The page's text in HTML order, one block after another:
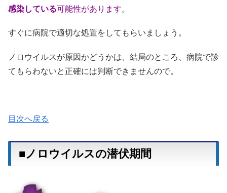
感染している可能性があります。
すぐに病院で適切な処置をしてもらいましょう。
ノロウイルスが原因かどうかは、結局のところ、病院で診
てもらわないと正確には判断できませんので。
目次へ戻る
■ノロウイルスの潜伏期間